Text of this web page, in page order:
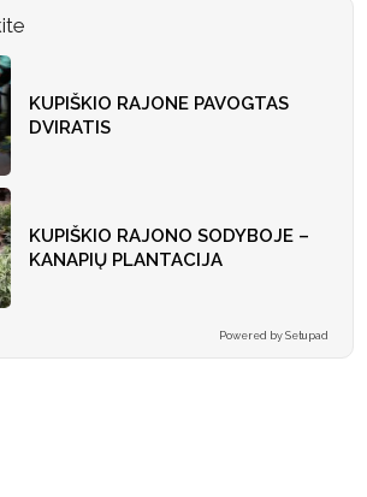
KUPIŠKIO RAJONE PAVOGTAS
DVIRATIS
KUPIŠKIO RAJONO SODYBOJE –
KANAPIŲ PLANTACIJA
Powered by Setupad